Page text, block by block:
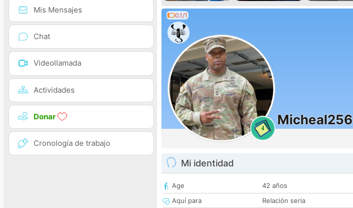
Mis Mensajes
Chat
Videollamada
Actividades
Donar
Cronología de trabajo
0.1/1
4
Micheal256
Mi identidad
Age
42 años
Aquí para
Relación seria